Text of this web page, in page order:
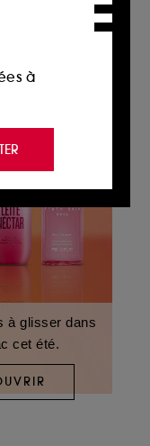
à glisser dans
cet été.
à
et les
lors